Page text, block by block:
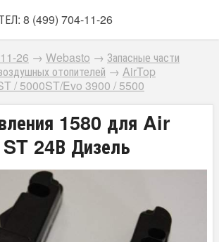
ТЕЛ: 8 (499) 704-11-26
26 → Webasto → Запасные части
отопителей → AirTop
/ 5000ST/Evo 3900 / 5500
1580 для Air
24В Дизель